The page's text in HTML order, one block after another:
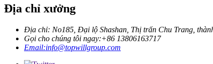
Địa chỉ xưởng
Địa chỉ: No185, Đại lộ Shashan, Thị trấn Chu Trang,
Gọi cho chúng tôi ngay:+86 13806163717
Email:info@topwillgroup.com